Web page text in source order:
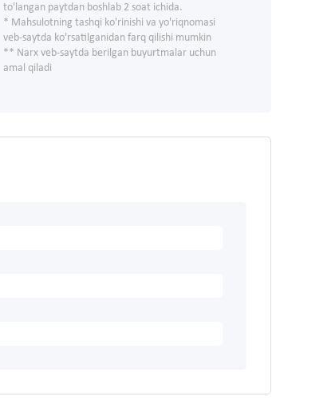
to'langan paytdan boshlab 2 soat ichida.
* Mahsulotning tashqi ko'rinishi va yo'riqnomasi
veb-saytda ko'rsatilganidan farq qilishi mumkin
** Narx veb-saytda berilgan buyurtmalar uchun
amal qiladi